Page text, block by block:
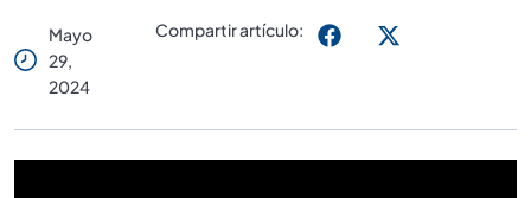
Mayo
29,
2024
Compartir artículo: